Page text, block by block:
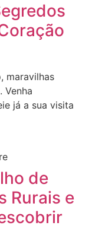
maravilhas
Venha
já a sua visita
de
Rurais e